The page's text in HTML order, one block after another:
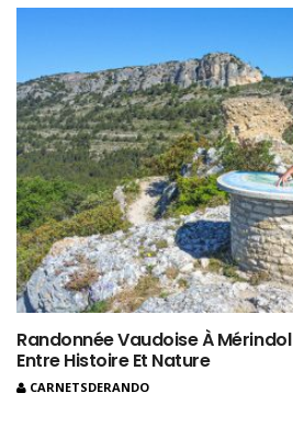
Randonnée Vaudoise À
Entre Histoire Et Nature
CARNETSDERANDO